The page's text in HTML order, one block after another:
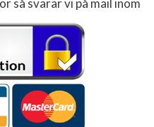
så svarar vi på mail inom